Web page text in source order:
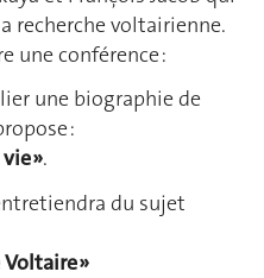
recherche voltairienne.
une conférence :
une biographie de
:
».
du sujet
»